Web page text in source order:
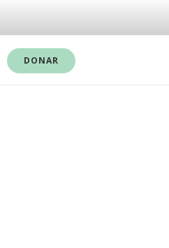
DONAR